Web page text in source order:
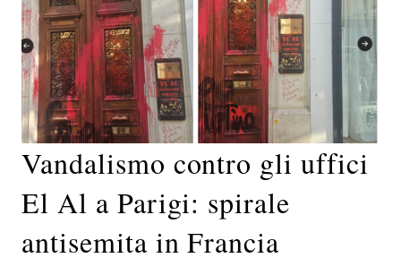
Vandalismo contro gli uffici
El Al a Parigi: spirale
antisemita in Francia